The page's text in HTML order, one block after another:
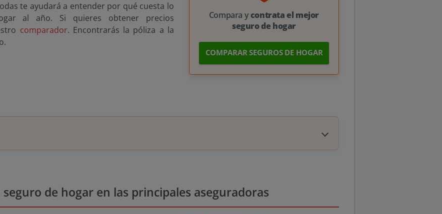
Compara ycontrata el mejor
seguro de hogar
COMPARAR SEGUROS DE HOGAR
te ayudará a entender por qué cuesta lo
al año. Si quieres obtener precios
comparador. Encontrarás la póliza a la
de hogar en las principales aseguradoras